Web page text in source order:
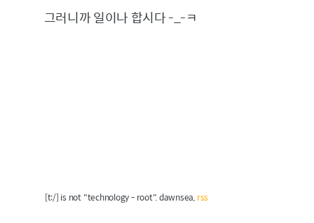
그러니까 일이나 합시다 -_-ㅋ
[t:/] is not "technology - root". dawnsea, rss